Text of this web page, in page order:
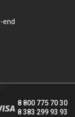
end
8 800 775 70 30
8 383 299 93 93